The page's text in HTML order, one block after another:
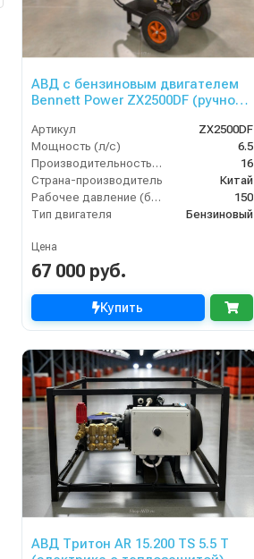
АВД с бензиновым двигателем
Bennett Power ZX2500DF (ручной
Артикул
ZX2500DF
Мощность (л/с)
6.5
Производительность (л/мин)
16
Страна-производитель
Китай
Рабочее давление (бар)
150
Тип двигателя
Бензиновый
Цена
67 000 руб.
Купить
АВД Тритон AR 15.200 TS 5.5 Т